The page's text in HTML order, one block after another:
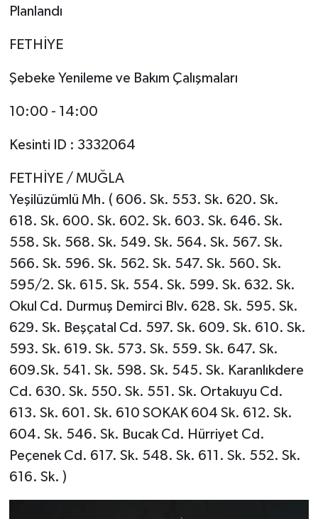
Planlandı
FETHİYE
Şebeke Yenileme ve Bakım Çalışmaları
10:00 - 14:00
Kesinti ID : 3332064
FETHİYE / MUĞLA
Yeşilüzümlü Mh. ( 606. Sk. 553. Sk. 620. Sk.
618. Sk. 600. Sk. 602. Sk. 603. Sk. 646. Sk.
558. Sk. 568. Sk. 549. Sk. 564. Sk. 567. Sk.
566. Sk. 596. Sk. 562. Sk. 547. Sk. 560. Sk.
595/2. Sk. 615. Sk. 554. Sk. 599. Sk. 632. Sk.
Okul Cd. Durmuş Demirci Blv. 628. Sk. 595. Sk.
629. Sk. Beşçatal Cd. 597. Sk. 609. Sk. 610. Sk.
593. Sk. 619. Sk. 573. Sk. 559. Sk. 647. Sk.
609.Sk. 541. Sk. 598. Sk. 545. Sk. Karanlıkdere
Cd. 630. Sk. 550. Sk. 551. Sk. Ortakuyu Cd.
613. Sk. 601. Sk. 610 SOKAK 604 Sk. 612. Sk.
604. Sk. 546. Sk. Bucak Cd. Hürriyet Cd.
Peçenek Cd. 617. Sk. 548. Sk. 611. Sk. 552. Sk.
616. Sk. )